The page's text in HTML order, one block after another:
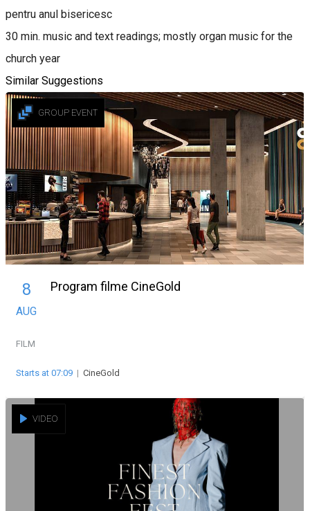
pentru anul bisericesc
30 min. music and text readings; mostly organ music for the
church year
Similar Suggestions
GROUP EVENT
8
AUG
Program filme CineGold
FILM
Starts at 07:09 | CineGold
VIDEO